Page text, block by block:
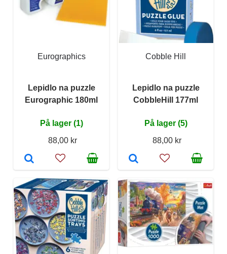
Eurographics
Lepidlo na puzzle
Eurographic 180ml
På lager (1)
88,00 kr
Cobble Hill
Lepidlo na puzzle
CobbleHill 177ml
På lager (5)
88,00 kr